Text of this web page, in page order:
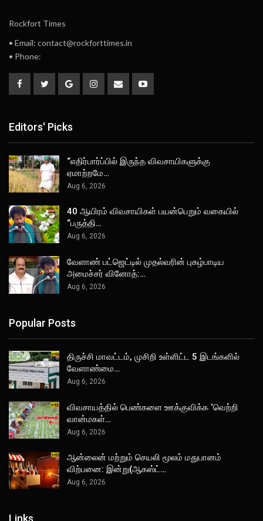
Rockfort Times
• Email: contact@rockforttimes.in
• Phone:
Editors' Picks
“எதிர்பார்ப்பில் இருந்த விவசாயிகளுக்கு
ஏமாற்றமே…
Aug 6, 2026
40 ஆயிரம் விவசாயிகள் பயன்பெறும் வகையில்
“பருத்தி…
Aug 6, 2026
வேளாண் பட்ஜெட்டில் முதல்வரின் புகழ்பாடிய
அமைச்சர் வினோத்:…
Aug 6, 2026
Popular Posts
திருச்சி மாவட்டம், முசிறி உள்ளிட்ட 5 இடங்களில்
வேளாண்மை…
Aug 6, 2026
விவசாயத்தில் பெண்களை ஊக்குவிக்க ‘வெற்றி
வான்மகள்…
Aug 6, 2026
ஆன்லைன் மற்றும் செயலி மூலம் மதுபானம்
விற்பனை: இன்று(ஆகஸ்ட்…
Aug 6, 2026
Links